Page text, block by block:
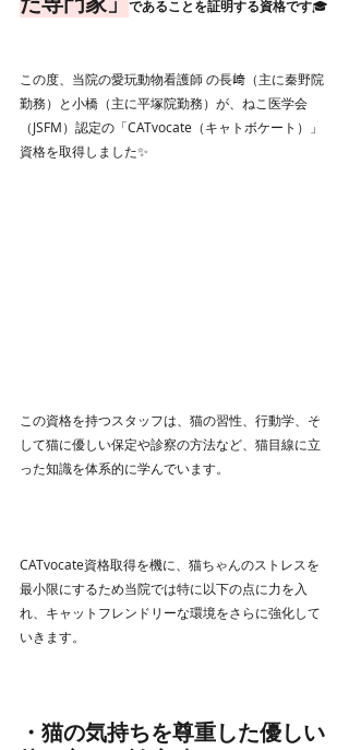
であることを証明する資格です🎓
この度、当院の愛玩動物看護師 の長﨑（主に秦野院
勤務）と小橋（主に平塚院勤務）が、ねこ医学会
（JSFM）認定の「CATvocate（キャトボケート）」
資格を取得しました✨
この資格を持つスタッフは、猫の習性、行動学、そ
して猫に優しい保定や診察の方法など、猫目線に立
った知識を体系的に学んでいます。
CATvocate資格取得を機に、猫ちゃんのストレスを
最小限にするため当院では特に以下の点に力を入
れ、キャットフレンドリーな環境をさらに強化して
いきます。
・猫の気持ちを尊重した優しい